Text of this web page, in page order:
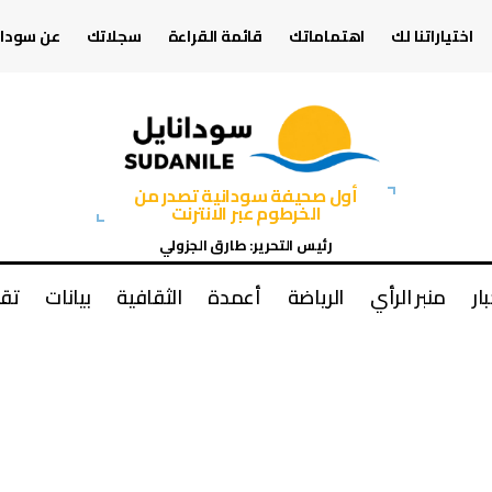
اختياراتنا لك اهتماماتك قائمة القراءة سجلاتك عن
أول صحيفة سودانية تصدر من
الخرطوم عبر الانترنت
رئيس التحرير: طارق الجزولي
منبر الرأي الرياضة أعمدة الثقافية بيانات